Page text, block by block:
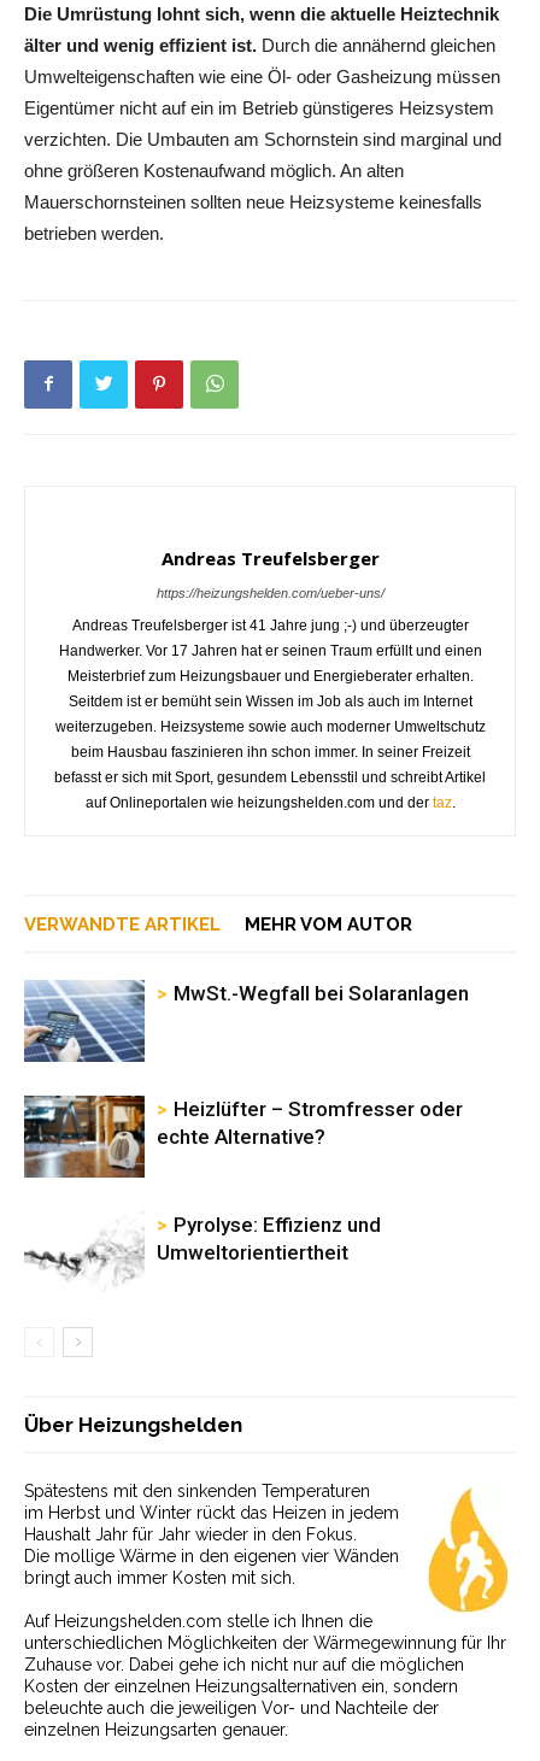
Die Umrüstung lohnt sich, wenn die aktuelle Heiztechnik
älter und wenig effizient ist. Durch die annähernd gleichen
Umwelteigenschaften wie eine Öl- oder Gasheizung müssen
Eigentümer nicht auf ein im Betrieb günstigeres Heizsystem
verzichten. Die Umbauten am Schornstein sind marginal und
ohne größeren Kostenaufwand möglich. An alten
Mauerschornsteinen sollten neue Heizsysteme keinesfalls
betrieben werden.
Andreas Treufelsberger
https://heizungshelden.com/ueber-uns/
Andreas Treufelsberger ist 41 Jahre jung ;-) und überzeugter
Handwerker. Vor 17 Jahren hat er seinen Traum erfüllt und einen
Meisterbrief zum Heizungsbauer und Energieberater erhalten.
Seitdem ist er bemüht sein Wissen im Job als auch im Internet
weiterzugeben. Heizsysteme sowie auch moderner Umweltschutz
beim Hausbau faszinieren ihn schon immer. In seiner Freizeit
befasst er sich mit Sport, gesundem Lebensstil und schreibt Artikel
auf Onlineportalen wie heizungshelden.com und der taz.
VERWANDTE ARTIKEL MEHR VOM AUTOR
MwSt.-Wegfall bei Solaranlagen
Heizlüfter – Stromfresser oder
echte Alternative?
Pyrolyse: Effizienz und
Umweltorientiertheit
Über Heizungshelden
Spätestens mit den sinkenden Temperaturen
im Herbst und Winter rückt das Heizen in jedem
Haushalt Jahr für Jahr wieder in den Fokus.
Die mollige Wärme in den eigenen vier Wänden
bringt auch immer Kosten mit sich.
Auf Heizungshelden.com stelle ich Ihnen die
unterschiedlichen Möglichkeiten der Wärmegewinnung für Ihr
Zuhause vor. Dabei gehe ich nicht nur auf die möglichen
Kosten der einzelnen Heizungsalternativen ein, sondern
beleuchte auch die jeweiligen Vor- und Nachteile der
einzelnen Heizungsarten genauer.